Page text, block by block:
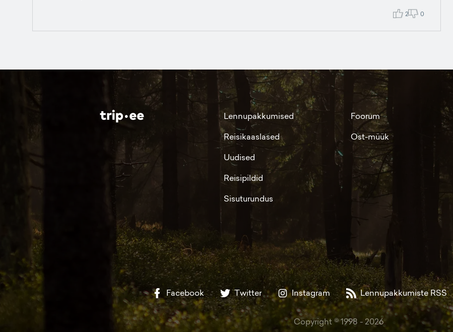
2 0
Lennupakkumised
Reisikaaslased
Uudised
Reisipildid
Sisuturundus
Foorum
Ost-müük
Facebook Twitter Instagram Lennupakkumiste RSS
Copyright © 1998 - 2026